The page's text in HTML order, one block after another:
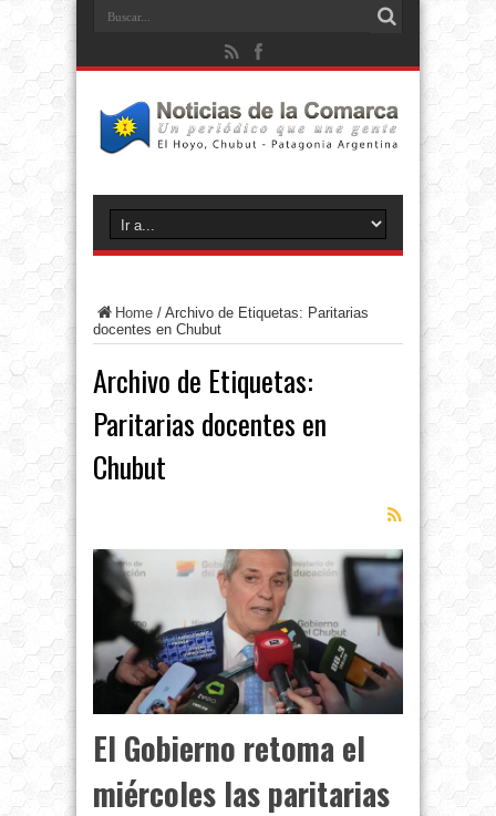
Home / Archivo de Etiquetas: Paritarias
docentes en Chubut
Archivo de Etiquetas:
Paritarias docentes en
Chubut
El Gobierno retoma el
miércoles las paritarias